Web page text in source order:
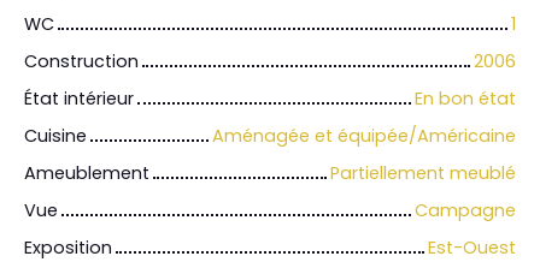
WC
1
Construction
2006
État intérieur
En bon état
Cuisine
Aménagée et équipée/Américaine
Ameublement
Partiellement meublé
Vue
Campagne
Exposition
Est-Ouest